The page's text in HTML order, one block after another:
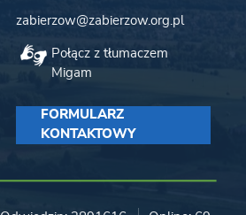
zabierzow@zabierzow.org.pl
Połącz z tłumaczem
Migam
FORMULARZ
KONTAKTOWY